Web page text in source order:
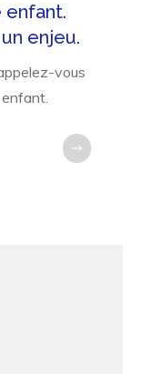
enfant.
enjeu.
vous